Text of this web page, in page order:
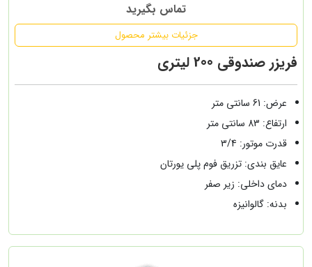
تماس بگیرید
جزئیات بیشتر محصول
فریزر صندوقی 200 لیتری
عرض: 61 سانتی متر
ارتفاع: 83 سانتی متر
قدرت موتور: 3/4
عایق بندی: تزریق فوم پلی یورتان
دمای داخلی: زیر صفر
بدنه: گالوانیزه